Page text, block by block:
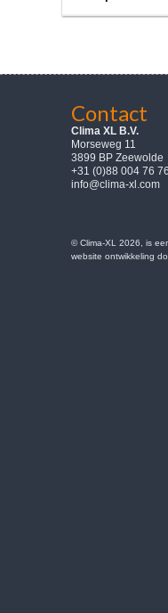
Contact
Clima XL B.V.
Morseweg 11
3899 BP Zeewolde
+31 (0)88 004 76 76
info@clima-xl.com
© Clima-XL 2026, is
website ontwikkeling